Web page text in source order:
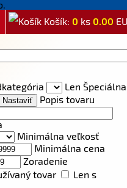
Košík: 0 ks 0.00
Len Špeciálna
Popis tovaru
Minimálna veľkosť
Minimálna cena
Zoradenie
tovar
Len s